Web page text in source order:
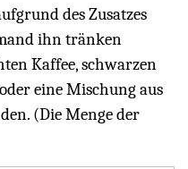
des Zusatzes
ihn tränken
Kaffee, schwarzen
eine Mischung aus
(Die Menge der